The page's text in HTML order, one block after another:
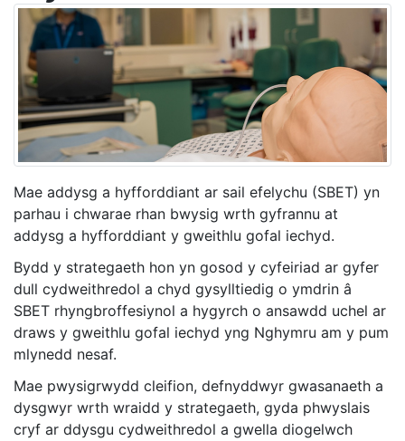
Mae addysg a hyfforddiant ar sail efelychu (SBET) yn
parhau i chwarae rhan bwysig wrth gyfrannu at
addysg a hyfforddiant y gweithlu gofal iechyd.
Bydd y strategaeth hon yn gosod y cyfeiriad ar gyfer
dull cydweithredol a chyd gysylltiedig o ymdrin â
SBET rhyngbroffesiynol a hygyrch o ansawdd uchel ar
draws y gweithlu gofal iechyd yng Nghymru am y pum
mlynedd nesaf.
Mae pwysigrwydd cleifion, defnyddwyr gwasanaeth a
dysgwyr wrth wraidd y strategaeth, gyda phwyslais
cryf ar ddysgu cydweithredol a gwella diogelwch